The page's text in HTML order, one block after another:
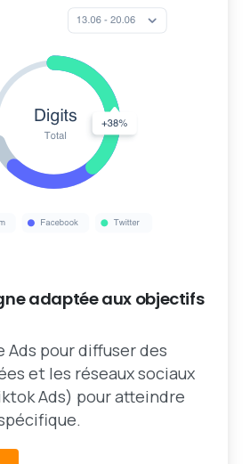
adaptée aux objectifs
Ads pour diffuser des
et les réseaux sociaux
Ads) pour atteindre